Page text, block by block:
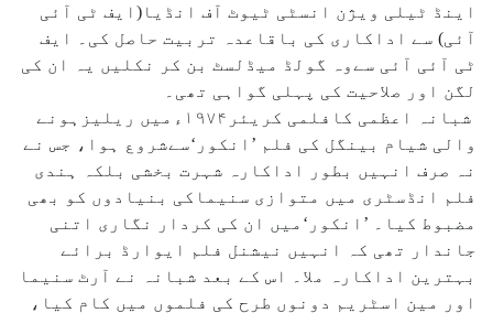
اینڈ ٹیلی ویژن انسٹی ٹیوٹ آف انڈیا(ایف ٹی آئی
آئی) سے اداکاری کی باقاعدہ تربیت حاصل کی۔ ایف
ٹی آئی آئی سےوہ گولڈ میڈلسٹ بن کر نکلیں یہ ان کی
لگن اور صلاحیت کی پہلی گواہی تھی۔
شبانہ اعظمی کافلمی کریئر۱۹۷۴ءمیں ریلیزہونے
والی شیام بینگل کی فلم ’انکور‘سےشروع ہوا، جس نے
نہ صرف انہیں بطور اداکارہ شہرت بخشی بلکہ ہندی
فلم انڈسٹری میں متوازی سنیماکی بنیادوں کو بھی
مضبوط کیا۔ ’انکور‘میں ان کی کردار نگاری اتنی
جاندار تھی کہ انہیں نیشنل فلم ایوارڈ برائے
بہترین اداکارہ ملا۔ اس کے بعد شبانہ نے آرٹ سنیما
اور مین اسٹریم دونوں طرح کی فلموں میں کام کیا،